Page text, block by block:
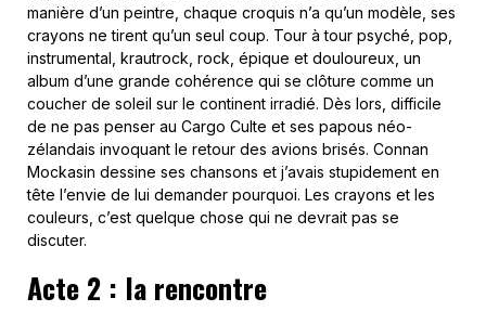
manière d’un peintre, chaque croquis n’a qu’un modèle, ses
crayons ne tirent qu’un seul coup. Tour à tour psyché, pop,
instrumental, krautrock, rock, épique et douloureux, un
album d’une grande cohérence qui se clôture comme un
coucher de soleil sur le continent irradié. Dès lors, difficile
de ne pas penser au Cargo Culte et ses papous néo-
zélandais invoquant le retour des avions brisés. Connan
Mockasin dessine ses chansons et j’avais stupidement en
tête l’envie de lui demander pourquoi. Les crayons et les
couleurs, c’est quelque chose qui ne devrait pas se
discuter.
Acte 2 : la rencontre